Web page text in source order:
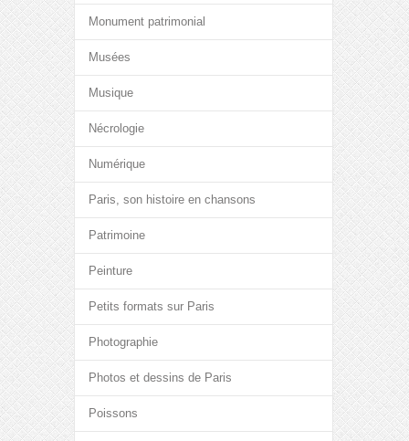
Monument patrimonial
Musées
Musique
Nécrologie
Numérique
Paris, son histoire en chansons
Patrimoine
Peinture
Petits formats sur Paris
Photographie
Photos et dessins de Paris
Poissons